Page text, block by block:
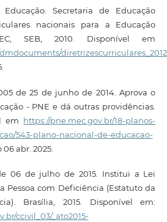
Secretaria de Educação
nacionais para a Educação
SEB, 2010. Disponível em
de 25 de junho de 2014. Aprova o
- PNE e dá outras providências.
em https://pne.mec.gov.br/18-planos-
543-plano-nacional-de-educacao-
06 abr. 2025.
06 de julho de 2015. Institui a Lei
Pessoa com Deficiência (Estatuto da
Brasília, 2015. Disponível em:
ccivil_03/_ato2015-